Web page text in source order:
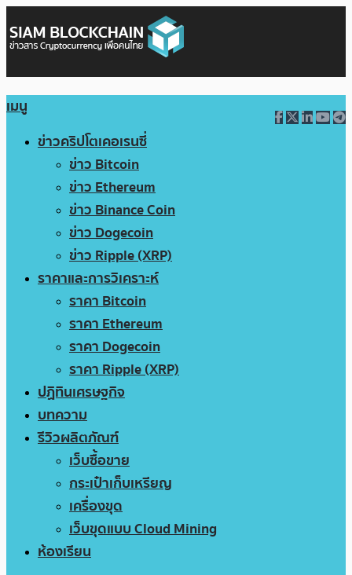
เมนู
ข่าวคริปโตเคอเรนซี่
ข่าว Bitcoin
ข่าว Ethereum
ข่าว Binance Coin
ข่าว Dogecoin
ข่าว Ripple (XRP)
ราคาและการวิเคราะห์
ราคา Bitcoin
ราคา Ethereum
ราคา Dogecoin
ราคา Ripple (XRP)
ปฏิทินเศรษฐกิจ
บทความ
รีวิวผลิตภัณฑ์
เว็บซื้อขาย
กระเป๋าเก็บเหรียญ
เครื่องขุด
เว็บขุดแบบ Cloud Mining
ห้องเรียน